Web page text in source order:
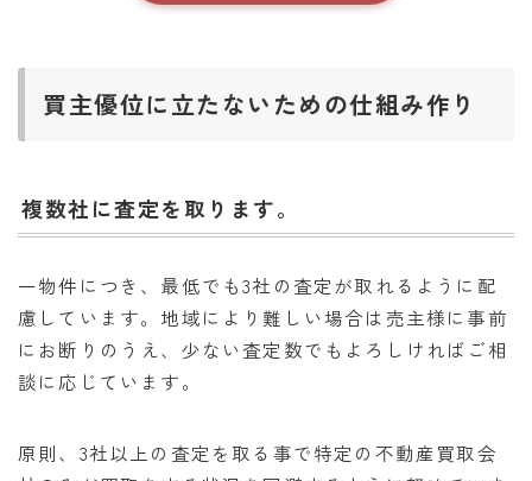
買主優位に立たないための仕組み作り
複数社に査定を取ります。
一物件につき、最低でも3社の査定が取れるように配
慮しています。地域により難しい場合は売主様に事前
にお断りのうえ、少ない査定数でもよろしければご相
談に応じています。
原則、3社以上の査定を取る事で特定の不動産買取会